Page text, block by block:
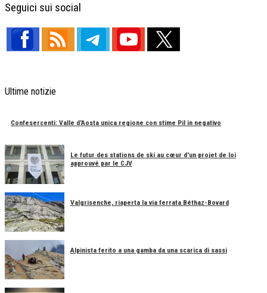
Seguici sui social
Ultime notizie
Confesercenti: Valle d'Aosta unica regione con stime Pil in negativo
Le futur des stations de ski au cœur d'un projet de loi
approuvé par le CJV
Valgrisenche, riaperta la via ferrata Béthaz-Bovard
Alpinista ferito a una gamba da una scarica di sassi